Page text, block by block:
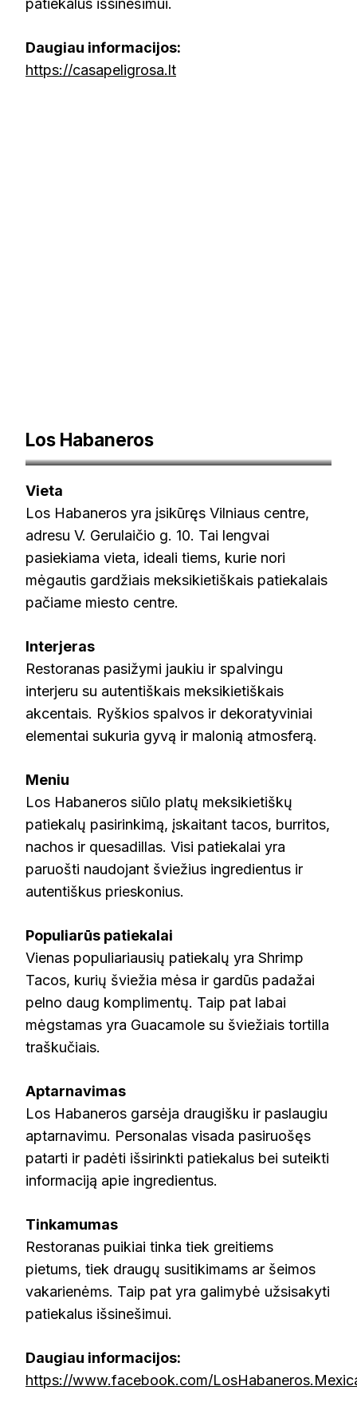
patiekalus išsinešimui.
Daugiau informacijos:
https://casapeligrosa.lt
Los Habaneros
Vieta
Los Habaneros yra įsikūręs Vilniaus centre,
adresu V. Gerulaičio g. 10. Tai lengvai
pasiekiama vieta, ideali tiems, kurie nori
mėgautis gardžiais meksikietiškais patiekalais
pačiame miesto centre.
Interjeras
Restoranas pasižymi jaukiu ir spalvingu
interjeru su autentiškais meksikietiškais
akcentais. Ryškios spalvos ir dekoratyviniai
elementai sukuria gyvą ir malonią atmosferą.
Meniu
Los Habaneros siūlo platų meksikietiškų
patiekalų pasirinkimą, įskaitant tacos, burritos,
nachos ir quesadillas. Visi patiekalai yra
paruošti naudojant šviežius ingredientus ir
autentiškus prieskonius.
Populiarūs patiekalai
Vienas populiariausių patiekalų yra Shrimp
Tacos, kurių šviežia mėsa ir gardūs padažai
pelno daug komplimentų. Taip pat labai
mėgstamas yra Guacamole su šviežiais tortilla
traškučiais.
Aptarnavimas
Los Habaneros garsėja draugišku ir paslaugiu
aptarnavimu. Personalas visada pasiruošęs
patarti ir padėti išsirinkti patiekalus bei suteikti
informaciją apie ingredientus.
Tinkamumas
Restoranas puikiai tinka tiek greitiems
pietums, tiek draugų susitikimams ar šeimos
vakarienėms. Taip pat yra galimybė užsisakyti
patiekalus išsinešimui.
Daugiau informacijos:
https://www.facebook.com/